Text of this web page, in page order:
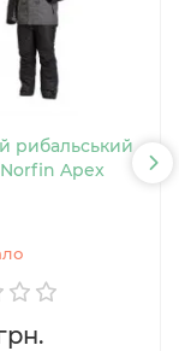
рибальський
Apex